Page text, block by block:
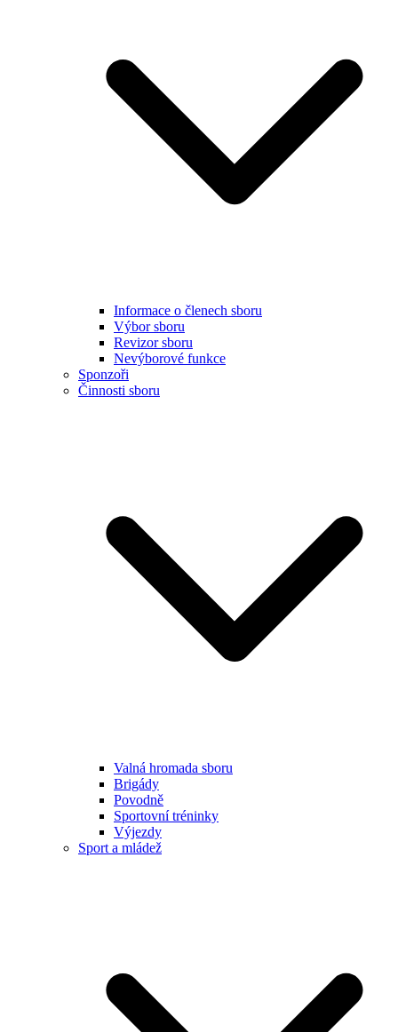
Informace o členech sboru
Výbor sboru
Revizor sboru
Nevýborové funkce
Sponzoři
Činnosti sboru
Valná hromada sboru
Brigády
Povodně
Sportovní tréninky
Výjezdy
Sport a mládež